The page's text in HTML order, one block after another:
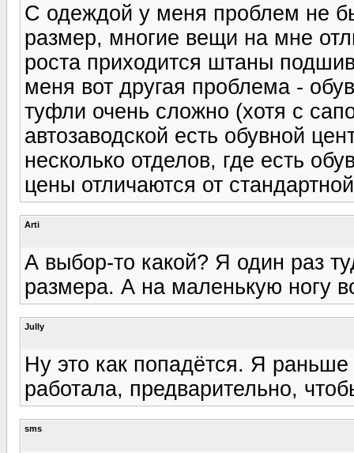
С одеждой у меня проблем не
размер, многие вещи на мне
роста приходится штаны
меня вот другая проблема -
туфли очень сложно (хотя с
автозаводской есть обувной
несколько отделов, где есть
цены отличаются от
Arti
А выбор-то какой? Я один раз
размера. А на маленькую ногу
Jully
Ну это как попадётся. Я
работала, предварительно,
sms